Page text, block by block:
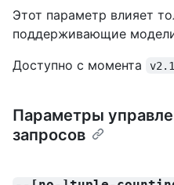
Этот параметр влияет
поддерживающие
Доступно с момента
Параметры
запросов